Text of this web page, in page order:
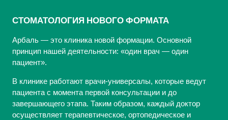
СТОМАТОЛОГИЯ НОВОГО ФОРМАТА
Арбаль — это клиника новой формации. Основной
принцип нашей деятельности: «один врач — один
пациент».
В клинике работают врачи-универсалы, которые ведут
пациента с момента первой консультации и до
завершающего этапа. Таким образом, каждый доктор
осуществляет терапевтическое, ортопедическое и